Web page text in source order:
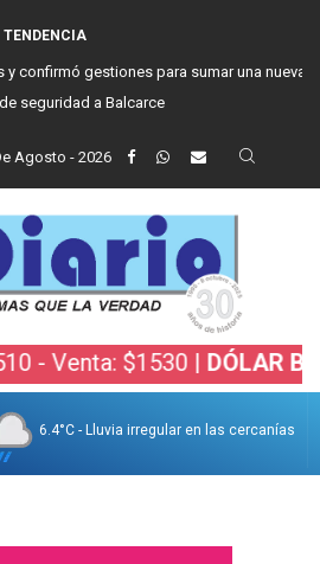
TENDENCIA
confirmó gestiones para sumar una nueva
seguridad a Balcarce
Agosto - 2026
$1530 |DÓLAR BOLSA:
6.4°C - Lluvia irregular en las cercanías